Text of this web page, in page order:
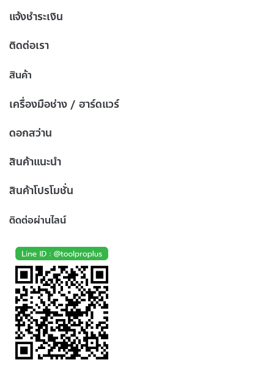
แจ้งชำระเงิน
ติดต่อเรา
สินค้า
เครื่องมือช่าง / ฮาร์ดแวร์
ดอกสว่าน
สินค้าแนะนำ
สินค้าโปรโมชั่น
ติดต่อผ่านไลน์